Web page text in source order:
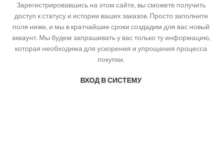
Зарегистрировавшись на этом сайте, вы сможете получить
доступ к статусу и истории ваших заказов. Просто заполните
поля ниже, и мы в кратчайшие сроки создадим для вас новый
аккаунт. Мы будем запрашивать у вас только ту информацию,
которая необходима для ускорения и упрощения процесса
покупки.
ВХОД В СИСТЕМУ